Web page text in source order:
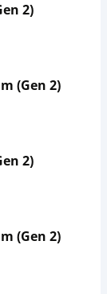
2)
(Gen 2)
2)
(Gen 2)